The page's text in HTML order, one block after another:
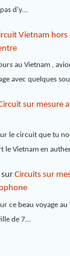
d'y…
Vietnam hors
au Vietnam ,
avec quelques
sur mesure
le circuit que tu
le Vietnam en
Circuits sur
ce beau voyage au
de 7…